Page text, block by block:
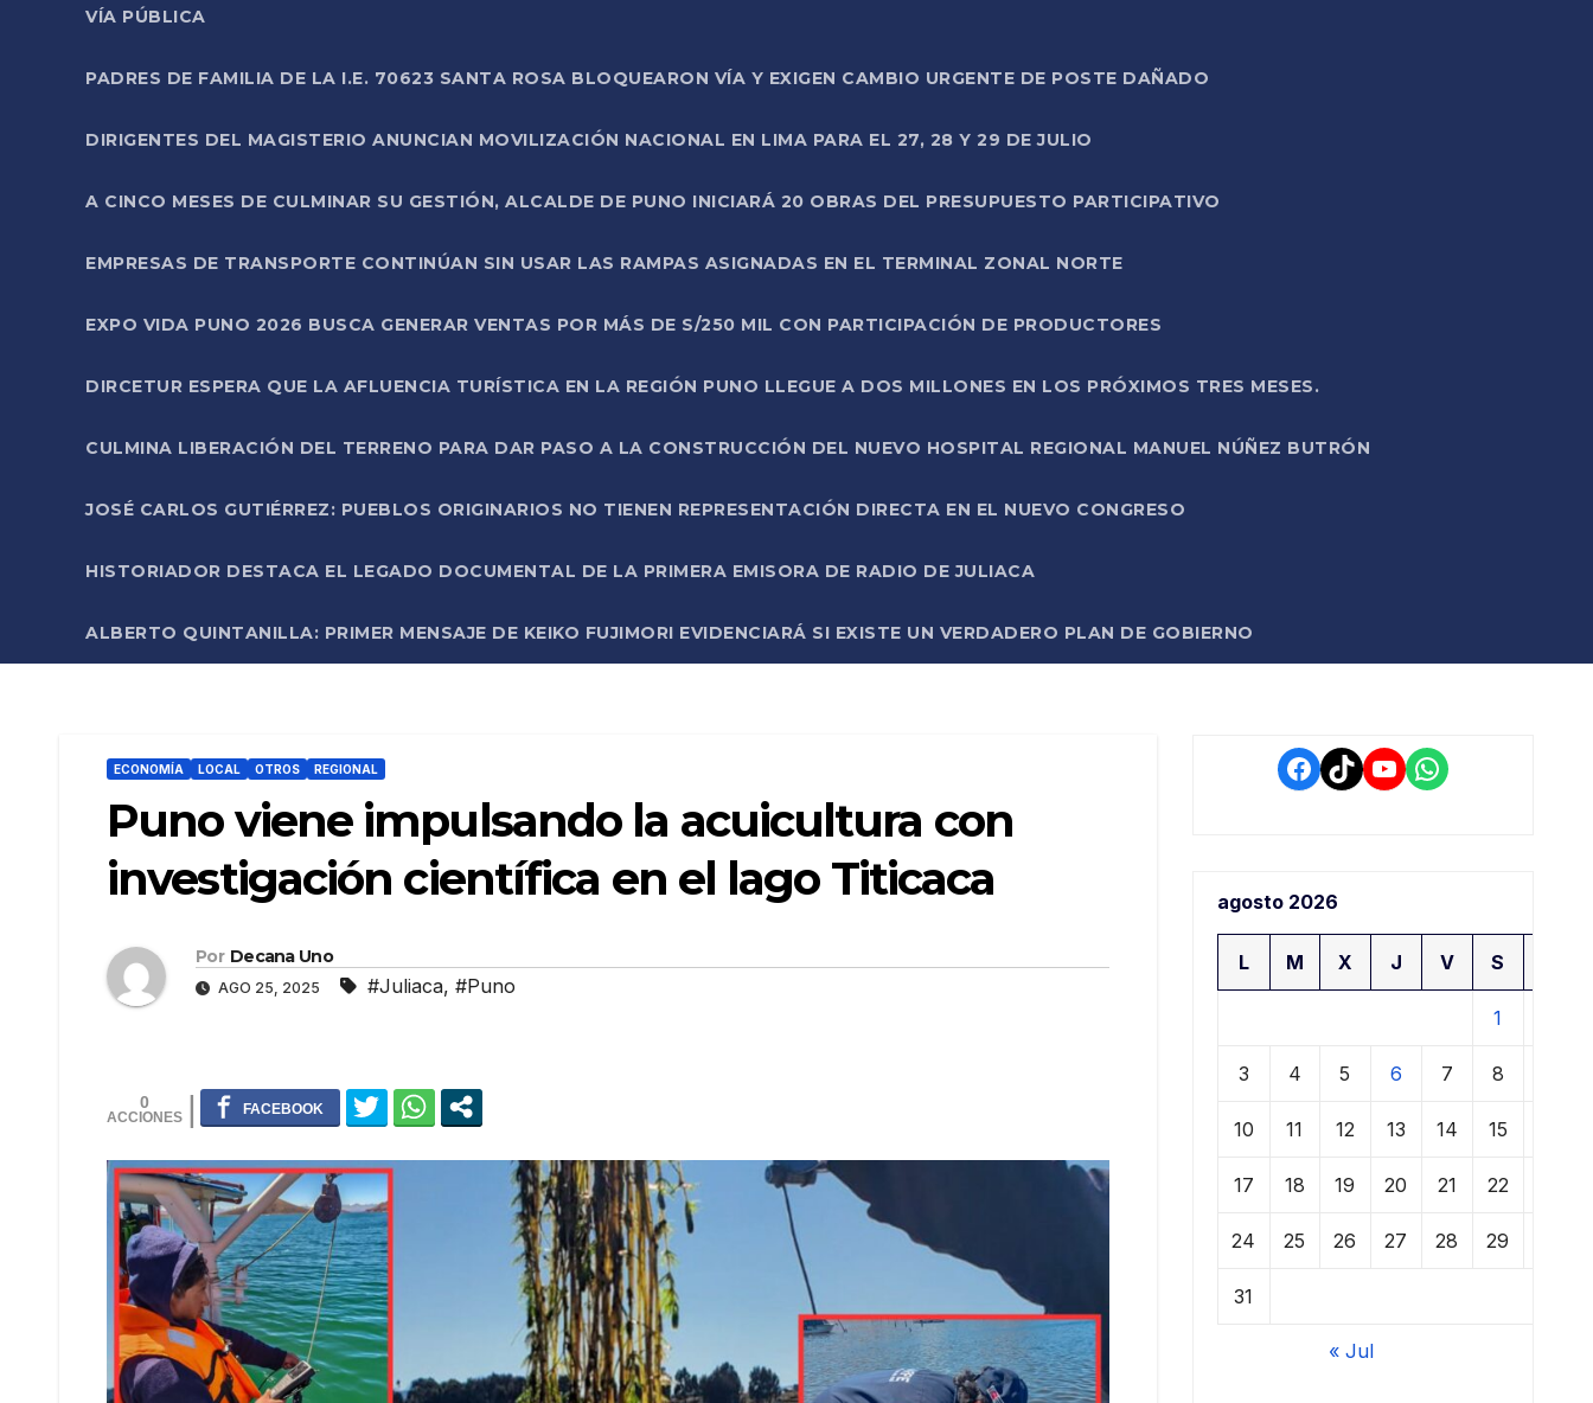
VÍA PÚBLICA
PADRES DE FAMILIA DE LA I.E. 70623 SANTA ROSA BLOQUEARON VÍA Y EXIGEN CAMBIO URGENTE DE POSTE DAÑADO
DIRIGENTES DEL MAGISTERIO ANUNCIAN MOVILIZACIÓN NACIONAL EN LIMA PARA EL 27, 28 Y 29 DE JULIO
A CINCO MESES DE CULMINAR SU GESTIÓN, ALCALDE DE PUNO INICIARÁ 20 OBRAS DEL PRESUPUESTO PARTICIPATIVO
EMPRESAS DE TRANSPORTE CONTINÚAN SIN USAR LAS RAMPAS ASIGNADAS EN EL TERMINAL ZONAL NORTE
EXPO VIDA PUNO 2026 BUSCA GENERAR VENTAS POR MÁS DE S/250 MIL CON PARTICIPACIÓN DE PRODUCTORES
DIRCETUR ESPERA QUE LA AFLUENCIA TURÍSTICA EN LA REGIÓN PUNO LLEGUE A DOS MILLONES EN LOS PRÓXIMOS TRES MESES.
CULMINA LIBERACIÓN DEL TERRENO PARA DAR PASO A LA CONSTRUCCIÓN DEL NUEVO HOSPITAL REGIONAL MANUEL NÚÑEZ BUTRÓN
JOSÉ CARLOS GUTIÉRREZ: PUEBLOS ORIGINARIOS NO TIENEN REPRESENTACIÓN DIRECTA EN EL NUEVO CONGRESO
HISTORIADOR DESTACA EL LEGADO DOCUMENTAL DE LA PRIMERA EMISORA DE RADIO DE JULIACA
ALBERTO QUINTANILLA: PRIMER MENSAJE DE KEIKO FUJIMORI EVIDENCIARÁ SI EXISTE UN VERDADERO PLAN DE GOBIERNO
ECONOMÍA LOCAL OTROS REGIONAL
Puno viene impulsando la acuicultura con
investigación científica en el lago Titicaca
Por Decana Uno
AGO 25, 2025 #Juliaca, #Puno
0
Facebook
TikTokYouTube
WhatsApp
agosto 2026
L M X J V S
1
3 4 5 6 7 8
10 11 12 13 14 15
17 18 19 20 21 22
24 25 26 27 28 29
31
« Jul